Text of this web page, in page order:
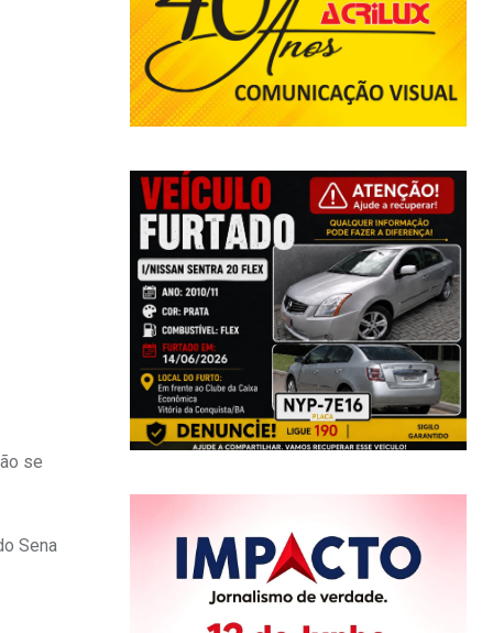
se
Sena